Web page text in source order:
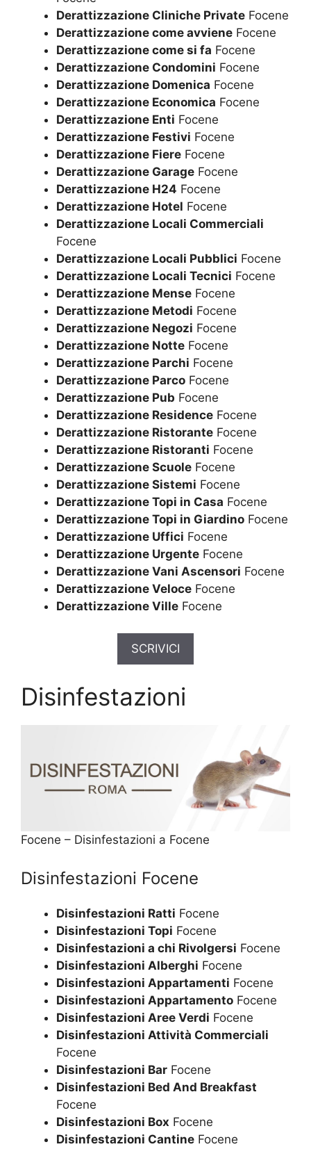
Derattizzazione Cliniche Private Focene
Derattizzazione come avviene Focene
Derattizzazione come si fa Focene
Derattizzazione Condomini Focene
Derattizzazione Domenica Focene
Derattizzazione Economica Focene
Derattizzazione Enti Focene
Derattizzazione Festivi Focene
Derattizzazione Fiere Focene
Derattizzazione Garage Focene
Derattizzazione H24 Focene
Derattizzazione Hotel Focene
Derattizzazione Locali Commerciali
Focene
Derattizzazione Locali Pubblici Focene
Derattizzazione Locali Tecnici Focene
Derattizzazione Mense Focene
Derattizzazione Metodi Focene
Derattizzazione Negozi Focene
Derattizzazione Notte Focene
Derattizzazione Parchi Focene
Derattizzazione Parco Focene
Derattizzazione Pub Focene
Derattizzazione Residence Focene
Derattizzazione Ristorante Focene
Derattizzazione Ristoranti Focene
Derattizzazione Scuole Focene
Derattizzazione Sistemi Focene
Derattizzazione Topi in Casa Focene
Derattizzazione Topi in Giardino Focene
Derattizzazione Uffici Focene
Derattizzazione Urgente Focene
Derattizzazione Vani Ascensori Focene
Derattizzazione Veloce Focene
Derattizzazione Ville Focene
SCRIVICI
Disinfestazioni
Focene – Disinfestazioni a Focene
Disinfestazioni Focene
Disinfestazioni Ratti Focene
Disinfestazioni Topi Focene
Disinfestazioni a chi Rivolgersi Focene
Disinfestazioni Alberghi Focene
Disinfestazioni Appartamenti Focene
Disinfestazioni Appartamento Focene
Disinfestazioni Aree Verdi Focene
Disinfestazioni Attività Commerciali
Focene
Disinfestazioni Bar Focene
Disinfestazioni Bed And Breakfast
Focene
Disinfestazioni Box Focene
Disinfestazioni Cantine Focene